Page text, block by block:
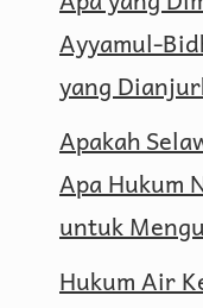
Ayyamul-
yang
Apakah
Apa Hukum
untuk
Hukum Air